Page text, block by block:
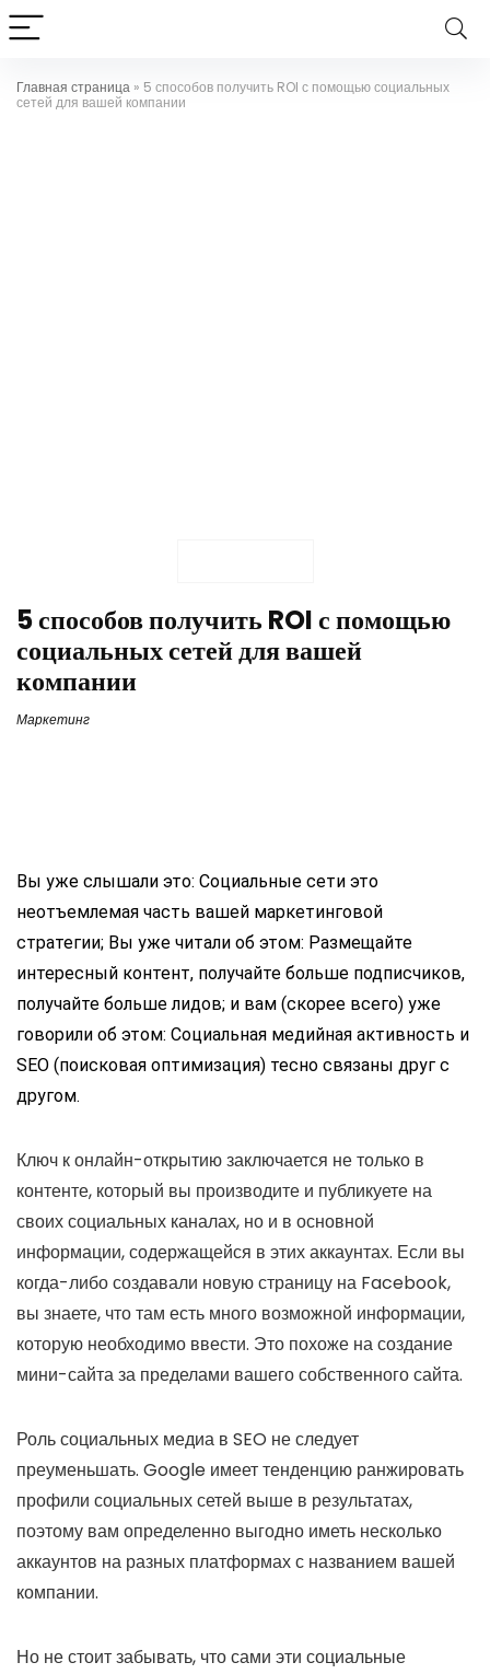
Главная страница » 5 способов получить ROI с помощью социальных
сетей для вашей компании
5 способов получить ROI с помощью
социальных сетей для вашей
компании
Маркетинг
Вы уже слышали это: Социальные сети это
неотъемлемая часть вашей маркетинговой
стратегии; Вы уже читали об этом: Размещайте
интересный контент, получайте больше подписчиков,
получайте больше лидов; и вам (скорее всего) уже
говорили об этом: Социальная медийная активность и
SEO (поисковая оптимизация) тесно связаны друг с
другом.
Ключ к онлайн-открытию заключается не только в
контенте, который вы производите и публикуете на
своих социальных каналах, но и в основной
информации, содержащейся в этих аккаунтах. Если вы
когда-либо создавали новую страницу на Facebook,
вы знаете, что там есть много возможной информации,
которую необходимо ввести. Это похоже на создание
мини-сайта за пределами вашего собственного сайта.
Роль социальных медиа в SEO не следует
преуменьшать. Google имеет тенденцию ранжировать
профили социальных сетей выше в результатах,
поэтому вам определенно выгодно иметь несколько
аккаунтов на разных платформах с названием вашей
компании.
Но не стоит забывать, что сами эти социальные